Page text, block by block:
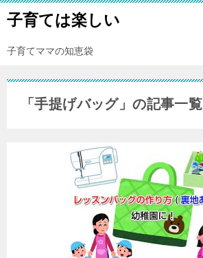
子育ては楽しい
子育てママの知恵袋
「手提げバッグ」の記事一覧